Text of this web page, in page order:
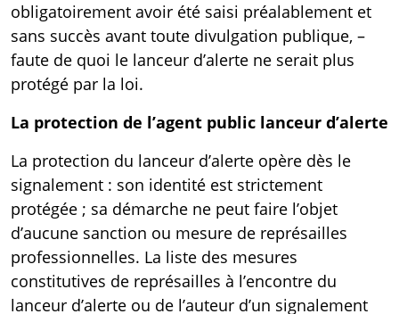
obligatoirement avoir été saisi préalablement et
sans succès avant toute divulgation publique, –
faute de quoi le lanceur d’alerte ne serait plus
protégé par la loi.
La protection de l’agent public lanceur d’alerte
La protection du lanceur d’alerte opère dès le
signalement : son identité est strictement
protégée ; sa démarche ne peut faire l’objet
d’aucune sanction ou mesure de représailles
professionnelles. La liste des mesures
constitutives de représailles à l’encontre du
lanceur d’alerte ou de l’auteur d’un signalement